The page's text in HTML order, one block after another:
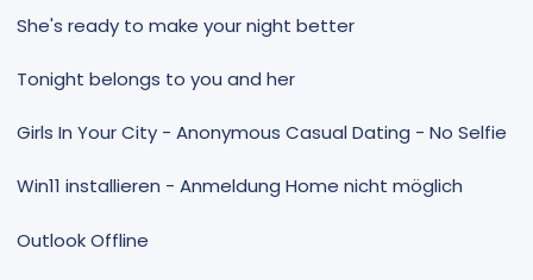
She's ready to make your night better
Tonight belongs to you and her
Girls In Your City - Anonymous Casual Dating - No Selfie
Win11 installieren - Anmeldung Home nicht möglich
Outlook Offline